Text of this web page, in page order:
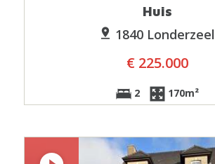
Huis
1840 Londerzeel
€ 225.000
2 170m²